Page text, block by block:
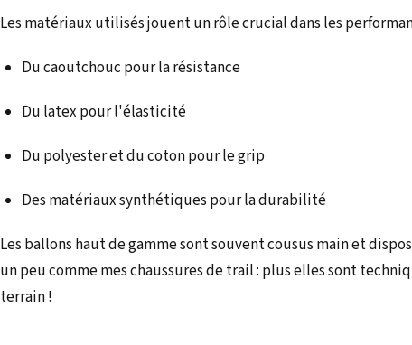
Les matériaux utilisés jouent un rôle crucial dans les
Du caoutchouc pour la résistance
Du latex pour l'élasticité
Du polyester et du coton pour le grip
Des matériaux synthétiques pour la durabilité
Les ballons haut de gamme sont souvent cousus main et
un peu comme mes chaussures de trail : plus elles sont
terrain !